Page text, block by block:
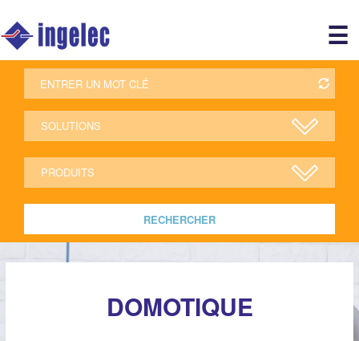
☰
RECHERCHER
DOMOTIQUE